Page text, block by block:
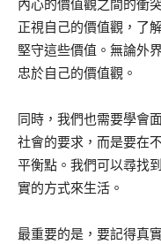
內心的價值觀之間的衝
正視自己的價值觀，了
堅守這些價值。無論外
忠於自己的價值觀。
同時，我們也需要學會
社會的要求，而是要在
平衡點。我們可以尋找
實的方式來生活。
最重要的是，要記得真